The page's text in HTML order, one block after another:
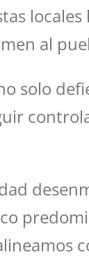
al
solo